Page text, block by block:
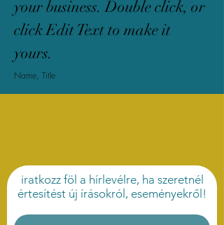
your business. Double click, or
click Edit Text to make it
yours.
Name, Title
iratkozz föl a hírlevélre, ha szeretnél
értesítést új írásokról, eseményekről!